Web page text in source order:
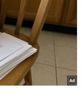
trò huấn luyện viên
tập làm quen sân Mỹ